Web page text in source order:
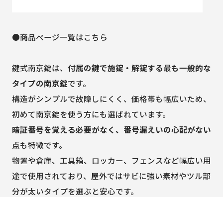
●商品ページ一覧はこちら
鍵式南京錠は、 付属の鍵で施錠・解錠する最も一般的な
タイプの南京錠です。
構造がシンプルで故障しにくく、価格帯も幅広いため、
初めて南京錠を使う方にも選ばれています。
暗証番号を覚える必要がなく、番号漏えいの心配がない
点も特徴です。
物置や倉庫、工具箱、ロッカー、フェンスなど幅広い用
途で使用されており、屋外ではサビに強い素材やツル部
分が太いタイプを選ぶと安心です。